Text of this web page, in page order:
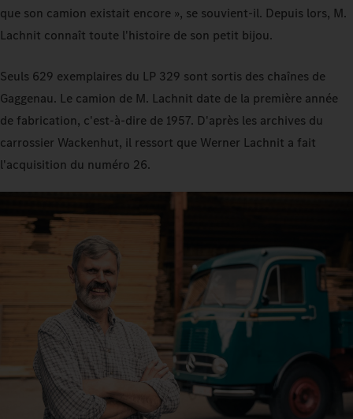
que son camion existait encore », se souvient-il. Depuis lors, M.
Lachnit connaît toute l'histoire de son petit bijou.
Seuls 629 exemplaires du LP 329 sont sortis des chaînes de
Gaggenau. Le camion de M. Lachnit date de la première année
de fabrication, c'est-à-dire de 1957. D'après les archives du
carrossier Wackenhut, il ressort que Werner Lachnit a fait
l'acquisition du numéro 26.